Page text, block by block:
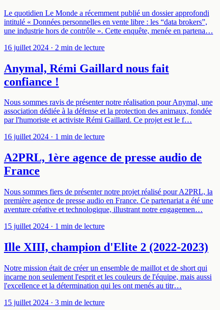
Le quotidien Le Monde a récemment publié un dossier approfondi
intitulé « Données personnelles en vente libre : les “data brokers”,
une industrie hors de contrôle ». Cette enquête, menée en partena…
16 juillet 2024 · 2 min de lecture
Anymal, Rémi Gaillard nous fait
confiance !
Nous sommes ravis de présenter notre réalisation pour Anymal, une
association dédiée à la défense et la protection des animaux, fondée
par l'humoriste et activiste Rémi Gaillard. Ce projet est le f…
16 juillet 2024 · 1 min de lecture
A2PRL, 1ère agence de presse audio de
France
Nous sommes fiers de présenter notre projet réalisé pour A2PRL, la
première agence de presse audio en France. Ce partenariat a été une
aventure créative et technologique, illustrant notre engagemen…
15 juillet 2024 · 1 min de lecture
Ille XIII, champion d'Elite 2 (2022-2023)
Notre mission était de créer un ensemble de maillot et de short qui
incarne non seulement l'esprit et les couleurs de l'équipe, mais aussi
l'excellence et la détermination qui les ont menés au titr…
15 juillet 2024 · 3 min de lecture